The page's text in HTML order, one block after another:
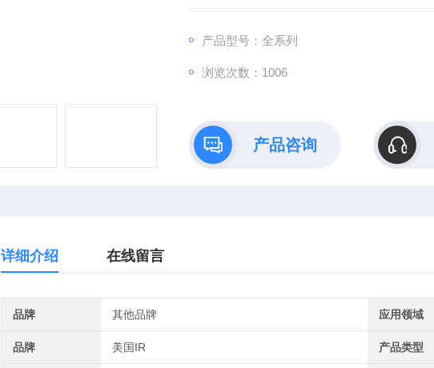
产品型号：全系列
浏览次数：1006
产品咨询
详细介绍 在线留言
品牌 其他品牌 应用领域
品牌 美国IR 产品类型